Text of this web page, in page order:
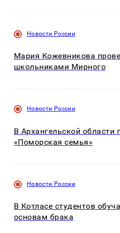
Новости России
Мария Кожевникова
школьниками Мирного
Новости России
В Архангельской области
«Поморская семья»
Новости России
В Котласе студентов
основам брака